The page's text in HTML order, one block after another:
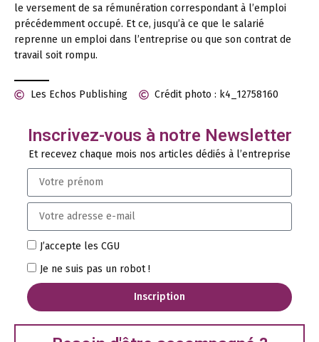
le versement de sa rémunération correspondant à l’emploi
précédemment occupé. Et ce, jusqu’à ce que le salarié
reprenne un emploi dans l’entreprise ou que son contrat de
travail soit rompu.
Les Echos Publishing Crédit photo : k4_12758160
Inscrivez-vous à notre Newsletter
Et recevez chaque mois nos articles dédiés à l’entreprise
J’accepte les CGU
Je ne suis pas un robot !
Inscription